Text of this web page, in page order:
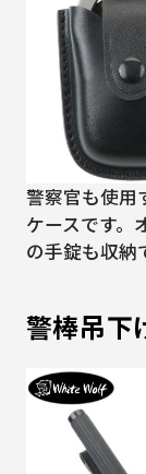
警察官も使用
ケースです。
の手錠も収納
警棒吊下